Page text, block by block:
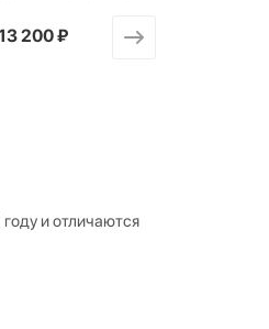
200 ₽
и отличаются